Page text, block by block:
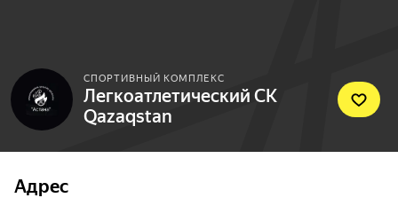
СПОРТИВНЫЙ КОМПЛЕКС
Легкоатлетический СК
Qazaqstan
Адрес